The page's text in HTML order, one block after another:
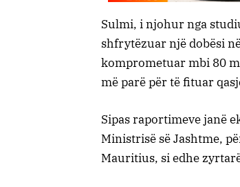
Sulmi, i njohur nga
shfrytëzuar një dobësi
komprometuar mbi 80
më parë për të fituar
Sipas raportimeve janë
Ministrisë së Jashtme,
Mauritius, si edhe